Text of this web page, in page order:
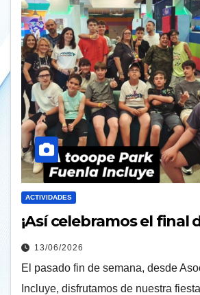
ACTIVIDADES
¡Así celebramos el final
13/06/2026
El pasado fin de semana, desde
Incluye, disfrutamos de nuestra